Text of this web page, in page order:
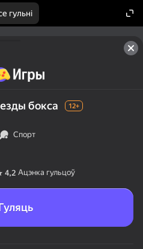
гульні
бокса 12+
Спорт
4,2 Ацэнка гульцоў